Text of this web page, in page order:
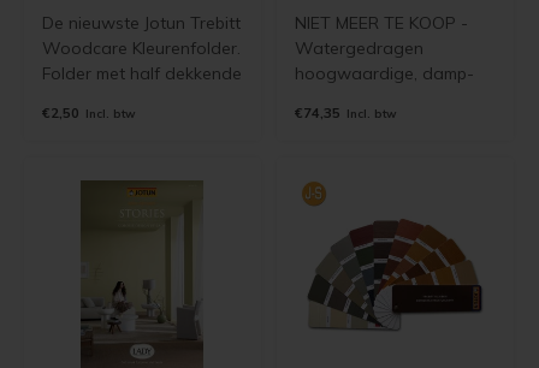
De nieuwste Jotun Trebitt
Woodcare Kleurenfolder.
Folder met half dekkende
Jotun Trebitt Woodcare.
€2,50 Incl. btw
NIET MEER TE KOOP -
Watergedragen
hoogwaardige, damp-
(kan ook binnen).
het verven van baksteen,
beton, gips, stucwerk,
pleisterwerk, etc.
€74,35 Incl. btw